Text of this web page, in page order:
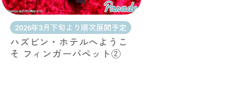
2026年3月下旬より順次展開予定
ハズビン・ホテルへようこ
そ フィンガーパペット②